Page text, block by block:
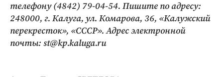
телефону (4842) 79-04-54. Пишите по адресу:
248000, г. Калуга, ул. Комарова, 36, «Калужский
перекресток», «СССР». Адрес электронной
почты: st@kp.kaluga.ru